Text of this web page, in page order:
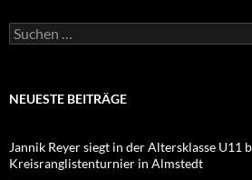
Suchen
nach:
NEUESTE BEITRÄGE
Jannik Reyer siegt in der Altersklasse U11
Kreisranglistenturnier in Almstedt